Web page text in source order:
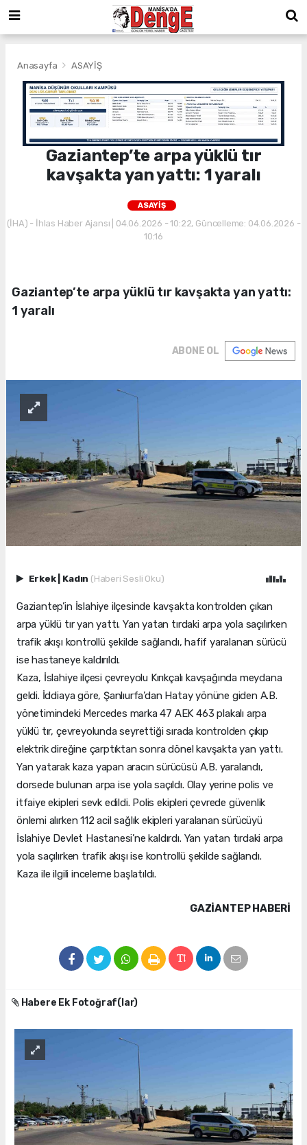
Anasayfa ASAYİŞ
Gaziantep’te arpa yüklü tır
kavşakta yan yattı: 1 yaralı
ASAYİŞ
(İHA) - İhlas Haber Ajansı | 04.06.2026 - 10:22, Güncelleme: 04.06.2026 -
10:16
Gaziantep’te arpa yüklü tır kavşakta yan yattı:
1 yaralı
ABONE OL
Erkek Kadın (Haberi Sesli Oku)
Gaziantep’in İslahiye ilçesinde kavşakta kontrolden çıkan
arpa yüklü tır yan yattı. Yan yatan tırdaki arpa yola saçılırken
trafik akışı kontrollü şekilde sağlandı, hafif yaralanan sürücü
ise hastaneye kaldırıldı.
Kaza, İslahiye ilçesi çevreyolu Kırıkçalı kavşağında meydana
geldi. İddiaya göre, Şanlıurfa’dan Hatay yönüne giden A.B.
yönetimindeki Mercedes marka 47 AEK 463 plakalı arpa
yüklü tır, çevreyolunda seyrettiği sırada kontrolden çıkıp
elektrik direğine çarptıktan sonra dönel kavşakta yan yattı.
Yan yatarak kaza yapan aracın sürücüsü A.B. yaralandı,
dorsede bulunan arpa ise yola saçıldı. Olay yerine polis ve
itfaiye ekipleri sevk edildi. Polis ekipleri çevrede güvenlik
önlemi alırken 112 acil sağlık ekipleri yaralanan sürücüyü
İslahiye Devlet Hastanesi’ne kaldırdı. Yan yatan tırdaki arpa
yola saçılırken trafik akışı ise kontrollü şekilde sağlandı.
Kaza ile ilgili inceleme başlatıldı.
GAZIANTEP HABERİ
Habere Ek Fotoğraf(lar)